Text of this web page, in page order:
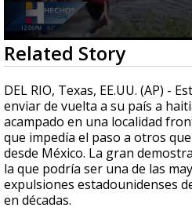
0
seconds
of
1
minute,
40
seconds
Related Story
DEL RIO, Texas, EE.UU. (AP) -
enviar de vuelta a su país a
acampado en una localidad
que impedía el paso a otros
desde México. La gran
la que podría ser una de las
expulsiones estadounidenses
en décadas.